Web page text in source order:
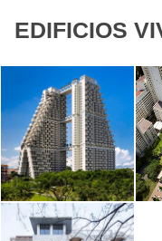
EDIFICIOS